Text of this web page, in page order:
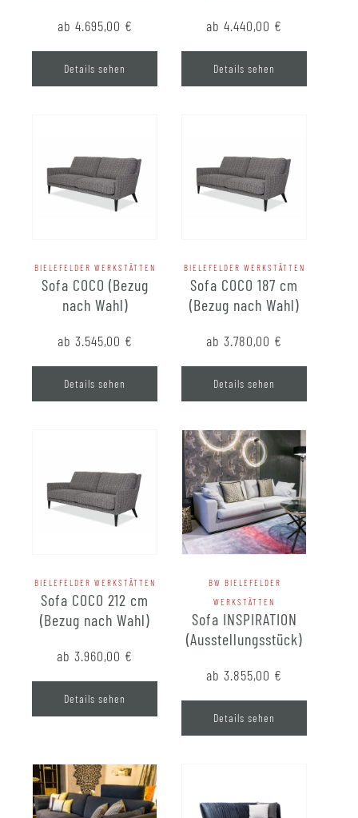
ab 4.695,00 €
Details sehen
ab 4.440,00 €
Details sehen
BIELEFELDER WERKSTÄTTEN
Sofa COCO (Bezug
nach Wahl)
ab 3.545,00 €
Details sehen
BIELEFELDER WERKSTÄTTEN
Sofa COCO 187 cm
(Bezug nach Wahl)
ab 3.780,00 €
Details sehen
BIELEFELDER WERKSTÄTTEN
Sofa COCO 212 cm
(Bezug nach Wahl)
ab 3.960,00 €
Details sehen
BW BIELEFELDER
WERKSTÄTTEN
Sofa INSPIRATION
(Ausstellungsstück)
ab 3.855,00 €
Details sehen